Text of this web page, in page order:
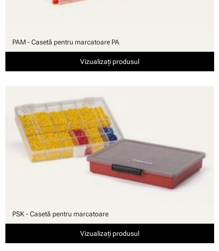
PAM - Casetă pentru marcatoare PA
Vizualizați produsul
PSK - Casetă pentru marcatoare
Vizualizați produsul